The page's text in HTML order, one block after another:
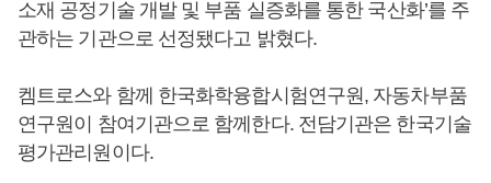
소재 공정기술 개발 및 부품 실증화를 통한 국산화’를 주
관하는 기관으로 선정됐다고 밝혔다.
켐트로스와 함께 한국화학융합시험연구원, 자동차부품
연구원이 참여기관으로 함께한다. 전담기관은 한국기술
평가관리원이다.